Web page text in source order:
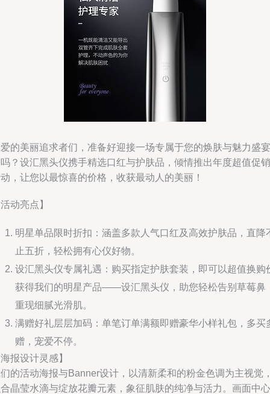
的美丽追求者们，准备好迎接一场专属于您的焕肤与魅力盛宴
？设汇黑头仪携手精选口红与护肤品，倾情推出年度超值促销
，让您以最惊喜的价格，收获最动人的美丽！
动亮点】
明星单品限时折扣：涵盖多款人气口红及高效护肤品，直降
止五折，轻松拥有心仪好物。
设汇黑头仪专属礼遇：购买指定护肤套装，即可以超值换购
获得我们的明星产品——设汇黑头仪，助您轻松告别草莓鼻
重现细腻光滑肌。
满赠好礼层层加码：单笔订单满额即赠豪华小样礼包，多买
赠，宠爱不停。
报设计灵感】
的活动海报与Banner设计，以清新柔和的粉金色调为主视觉
晶莹水滴与绽放花瓣元素，象征肌肤的纯净与活力。画面中心